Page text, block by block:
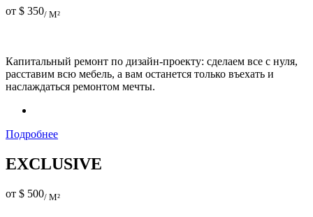
от $ 350/ М²
Капитальный ремонт по дизайн-проекту: сделаем все с нуля,
расставим всю мебель, а вам останется только въехать и
наслаждаться ремонтом мечты.
Подробнее
EXCLUSIVE
от $ 500/ М²